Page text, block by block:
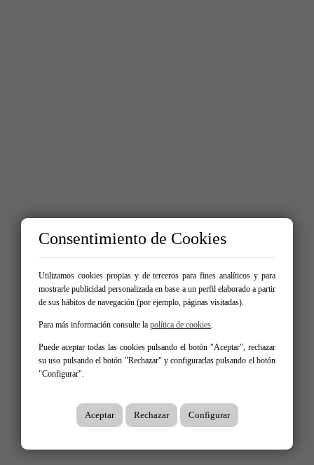
Consentimiento de Cookies
Utilizamos cookies propias y de terceros para fines analíticos y para
mostrarle publicidad personalizada en base a un perfil elaborado a partir
de sus hábitos de navegación (por ejemplo, páginas visitadas).
Para más información consulte la política de cookies.
Puede aceptar todas las cookies pulsando el botón "Aceptar", rechazar
su uso pulsando el botón "Rechazar" y configurarlas pulsando el botón
"Configurar".
Aceptar Rechazar Configurar